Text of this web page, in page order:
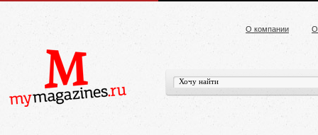
О компании